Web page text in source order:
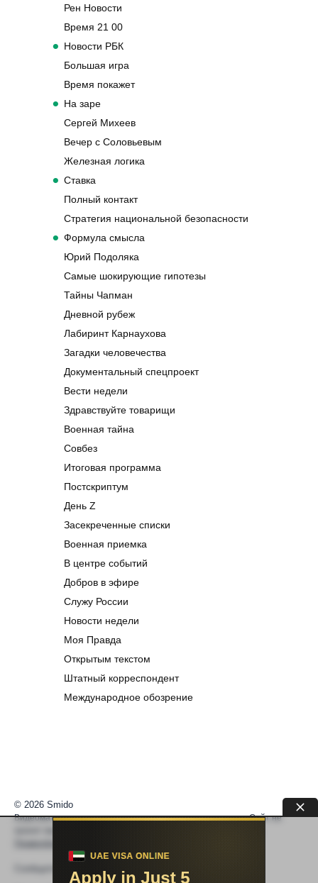
Рен Новости
Время 21 00
Новости РБК
Большая игра
Время покажет
На заре
Сергей Михеев
Вечер с Соловьевым
Железная логика
Ставка
Полный контакт
Стратегия национальной безопасности
Формула смысла
Юрий Подоляка
Самые шокирующие гипотезы
Тайны Чапман
Дневной рубеж
Лабиринт Карнаухова
Загадки человечества
Документальный спецпроект
Вести недели
Здравствуйте товарищи
Военная тайна
Совбез
Итоговая программа
Постскриптум
День Z
Засекреченные списки
Военная приемка
В центре событий
Добров в эфире
Служу России
Новости недели
Моя Правда
Открытым текстом
Штатный корреспондент
Международное обозрение
© 2026 Smido
Видеоматериалы встраиваются из открытых источников. Сайт не
Правообладателям